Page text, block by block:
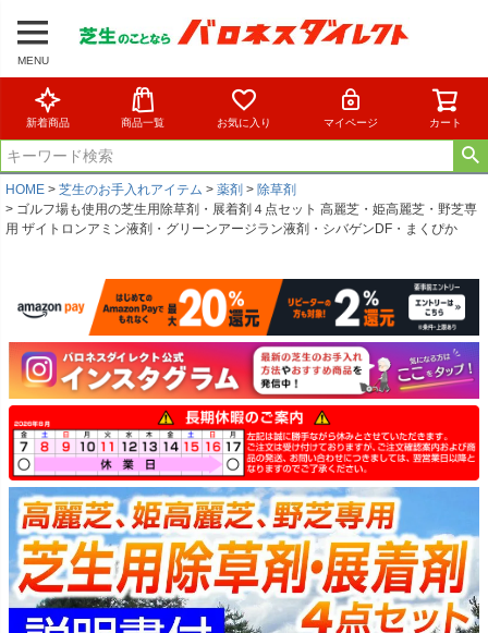
MENU
新着商品 商品一覧 お気に入り マイページ カート
HOME 芝生のお手入れアイテム 薬剤
除草剤
ゴルフ場も使用の芝生用除草剤・展着剤４点セット 高麗芝・姫高麗芝・野芝専
用 ザイトロンアミン液剤・グリーンアージラン液剤・シバゲンDF・まくぴか